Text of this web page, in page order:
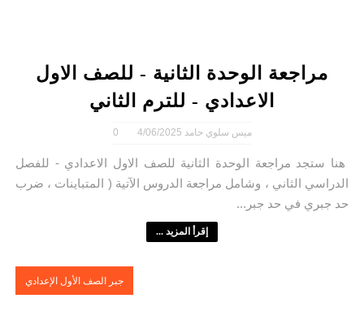
مراجعة الوحدة الثانية - للصف الاول
الاعدادي - للترم الثاني
ميس سلوي حامد 4/06/2025
0
هنا ستجد مراجعة الوحدة الثانية للصف الاول الاعدادي - للفصل
الدراسي الثاني ، وشامل مراجعة الدروس الآتية ( المتباينات ، ضرب
حد جبري في حد جبر...
إقرأ المزيد ...
جبر الصف الأول الإعدادي